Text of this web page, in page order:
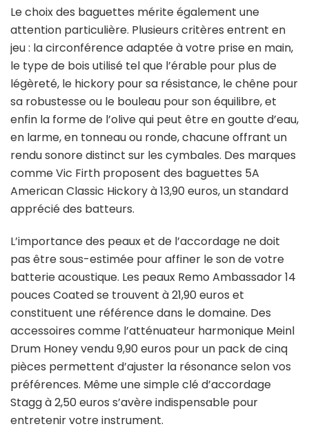
Le choix des baguettes mérite également une
attention particulière. Plusieurs critères entrent en
jeu : la circonférence adaptée à votre prise en main,
le type de bois utilisé tel que l’érable pour plus de
légèreté, le hickory pour sa résistance, le chêne pour
sa robustesse ou le bouleau pour son équilibre, et
enfin la forme de l’olive qui peut être en goutte d’eau,
en larme, en tonneau ou ronde, chacune offrant un
rendu sonore distinct sur les cymbales. Des marques
comme Vic Firth proposent des baguettes 5A
American Classic Hickory à 13,90 euros, un standard
apprécié des batteurs.
L’importance des peaux et de l’accordage ne doit
pas être sous-estimée pour affiner le son de votre
batterie acoustique. Les peaux Remo Ambassador 14
pouces Coated se trouvent à 21,90 euros et
constituent une référence dans le domaine. Des
accessoires comme l’atténuateur harmonique Meinl
Drum Honey vendu 9,90 euros pour un pack de cinq
pièces permettent d’ajuster la résonance selon vos
préférences. Même une simple clé d’accordage
Stagg à 2,50 euros s’avère indispensable pour
entretenir votre instrument.